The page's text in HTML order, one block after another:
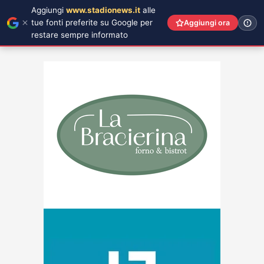
Aggiungi www.stadionews.it alle
tue fonti preferite su Google per
restare sempre informato
Aggiungi ora